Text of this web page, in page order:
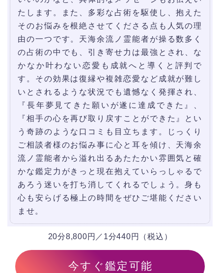
たします。また、多彩な占術を駆使し、抱えた
そのお悩みを根絶させてくださる点も人気の理
由の一つです。天海余流ノ霊能者が操る数多く
の占術の中でも、引き寄せ力は最強とされ、な
かなか叶わない恋愛も成就へと導くと評判で
す。その効果は復縁や複雑恋愛など成就が難し
いとされるような状況でも遺憾なく発揮され、
『長年夢見てきた願いが遂に達成できた』、
『相手の心を再び取り戻すことができた』とい
う奇跡のような口コミも目立ちます。じっくり
ご相談者様のお悩み事に心と耳を傾け、天海余
流ノ霊能者から溢れ出るあたたかい雰囲気と確
かな鑑定力がきっと現在抱えていらっしゃるで
あろう迷いを打ち消してくれるでしょう。身も
心も安らげる極上の時間をぜひご堪能ください
ませ。
20分8,800円／1分440円（税込）
今すぐ鑑定可能